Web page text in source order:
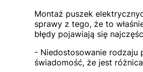
Montaż puszek
sprawy z tego, że to
błędy pojawiają się
- Niedostosowanie rodzaju
świadomość, że jest